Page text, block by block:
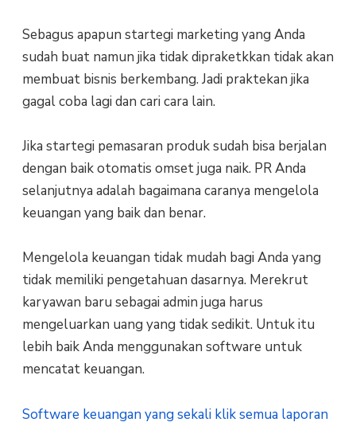
Sebagus apapun startegi marketing yang Anda
sudah buat namun jika tidak dipraketkkan tidak akan
membuat bisnis berkembang. Jadi praktekan jika
gagal coba lagi dan cari cara lain.
Jika startegi pemasaran produk sudah bisa berjalan
dengan baik otomatis omset juga naik. PR Anda
selanjutnya adalah bagaimana caranya mengelola
keuangan yang baik dan benar.
Mengelola keuangan tidak mudah bagi Anda yang
tidak memiliki pengetahuan dasarnya. Merekrut
karyawan baru sebagai admin juga harus
mengeluarkan uang yang tidak sedikit. Untuk itu
lebih baik Anda menggunakan software untuk
mencatat keuangan.
Software keuangan yang sekali klik semua laporan